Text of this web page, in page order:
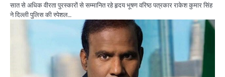
सात से अधिक वीरता पुरस्कारों से सम्मानित रहे हृदय भूषण वरिष्ठ पत्रकार राकेश कुमार सिंह
ने दिल्ली पुलिस की स्पेशल…